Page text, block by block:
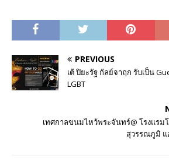
PREVIOUS
เต้ ปิยะรัฐ กัลย์จาฤก รับเป็น
LGBT
เทศกาลขนมไหว้พระจันทร์@ โรงแรม
สุวรรณภูมิ แ